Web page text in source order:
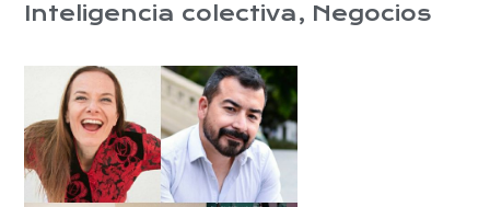
Inteligencia colectiva, Negocios